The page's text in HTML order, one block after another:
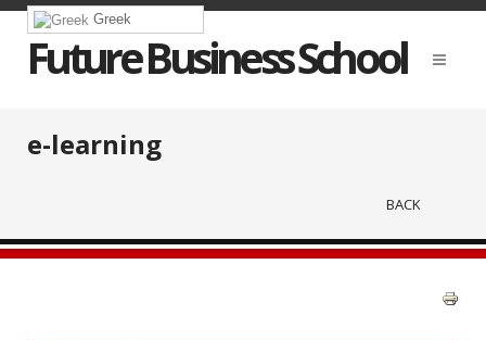
Greek
Future Business School
e-learning
BACK